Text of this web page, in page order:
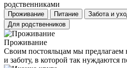
родственниками
Проживание Питание Забота и
Для родственников
Проживание
Своим постояльцам мы предлагаем
и заботу, в которой так нуждаются